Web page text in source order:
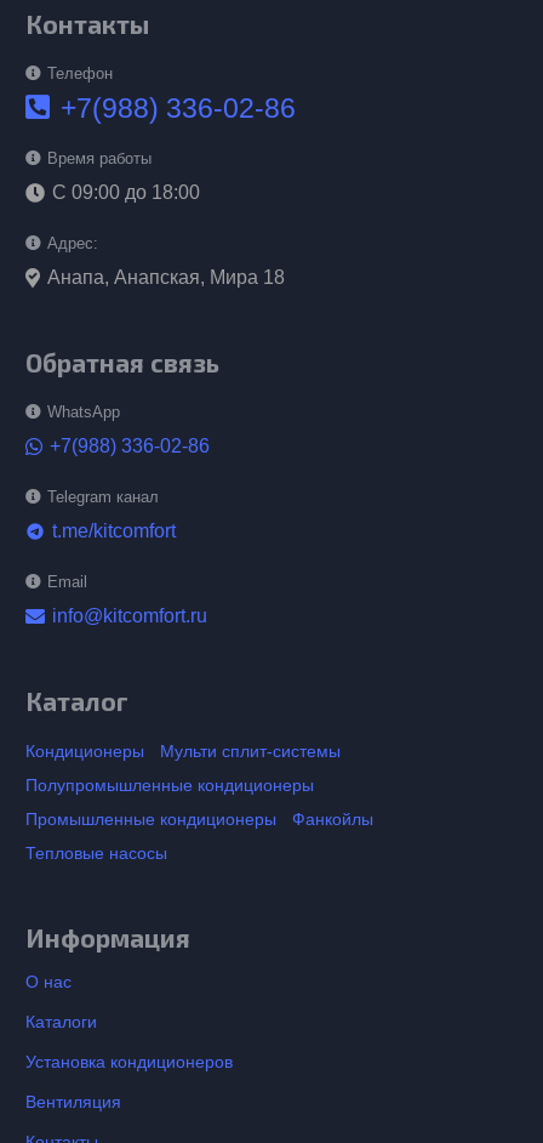
Контакты
Телефон
+7(988) 336-02-86
Время работы
С 09:00 до 18:00
Адрес:
Анапа, Анапская, Мира 18
Обратная связь
WhatsApp
+7(988) 336-02-86
Telegram канал
telegram t.me/kitcomfort
Email
info@kitcomfort.ru
Каталог
Кондиционеры
Мульти сплит-системы
Полупромышленные кондиционеры
Промышленные кондиционеры
Фанкойлы
Тепловые насосы
Информация
О нас
Каталоги
Установка кондиционеров
Вентиляция